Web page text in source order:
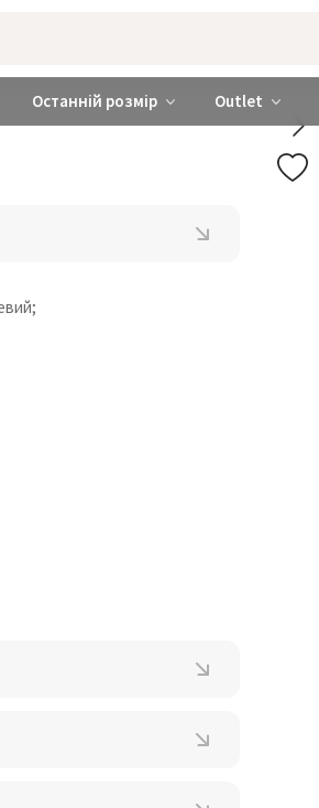
Останній розмір Outlet